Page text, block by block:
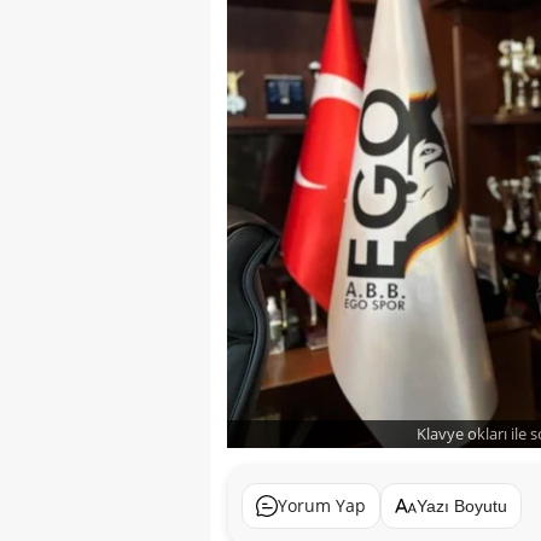
Klavye okları ile
Yorum Yap Yazı Boyutu